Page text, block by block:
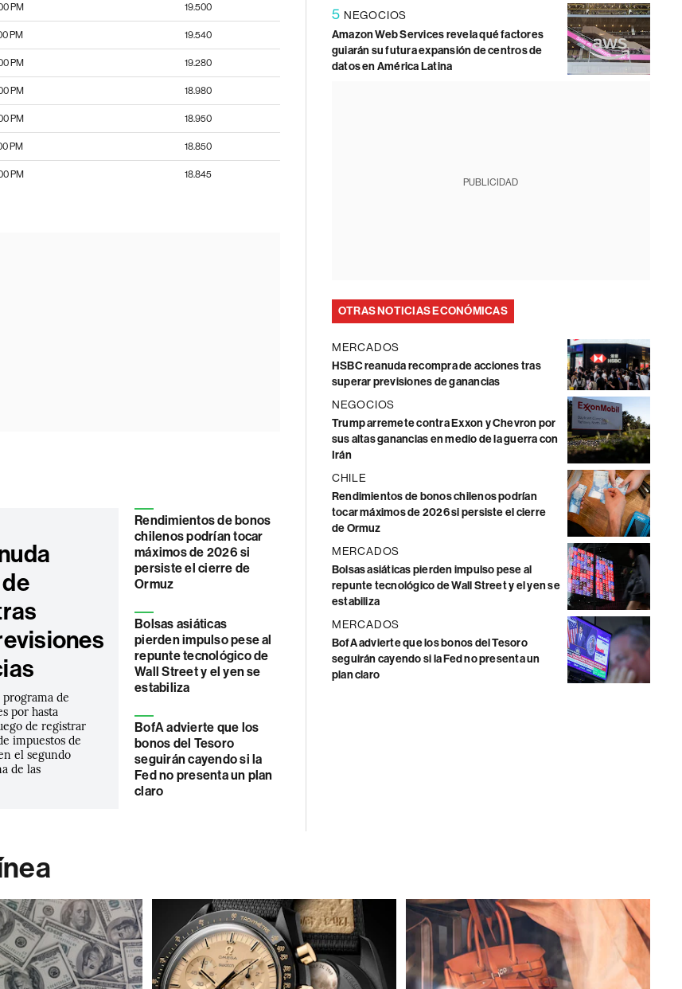
PM 19.500
PM 19.540
PM 19.280
PM 18.980
PM 18.950
PM 18.850
PM 18.845
de
por hasta
de registrar
impuestos de
el segundo
de las
Rendimientos de bonos
chilenos podrían tocar
máximos de 2026 si
persiste el cierre de
Ormuz
Bolsas asiáticas
pierden impulso pese al
repunte tecnológico de
Wall Street y el yen se
estabiliza
BofA advierte que los
bonos del Tesoro
seguirán cayendo si la
Fed no presenta un plan
claro
5 NEGOCIOS
Amazon Web Services revela qué factores
guiarán su futura expansión de centros de
datos en América Latina
PUBLICIDAD
OTRAS NOTICIAS ECONÓMICAS
MERCADOS
HSBC reanuda recompra de acciones tras
superar previsiones de ganancias
NEGOCIOS
Trump arremete contra Exxon y Chevron por
sus altas ganancias en medio de la guerra con
Irán
CHILE
Rendimientos de bonos chilenos podrían
tocar máximos de 2026 si persiste el cierre
de Ormuz
MERCADOS
Bolsas asiáticas pierden impulso pese al
repunte tecnológico de Wall Street y el yen se
estabiliza
MERCADOS
BofA advierte que los bonos del Tesoro
seguirán cayendo si la Fed no presenta un
plan claro